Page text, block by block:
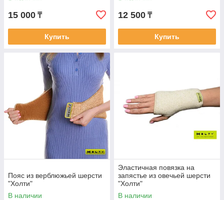
15 000 ₸
Купить
12 500 ₸
Купить
Пояс из верблюжьей шерсти
"Холти"
В наличии
Эластичная повязка на
запястье из овечьей шерсти
"Холти"
В наличии